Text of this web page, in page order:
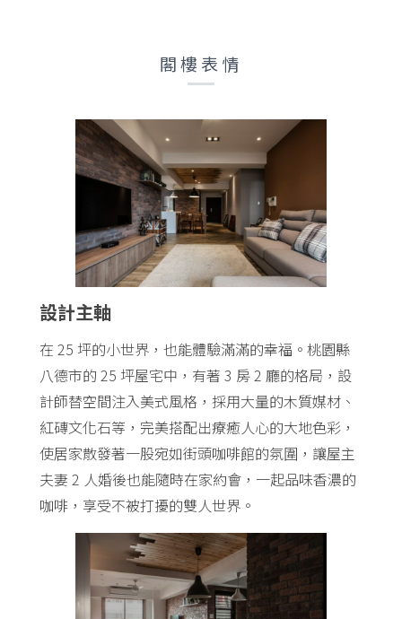
閣樓表情
設計主軸
在 25 坪的小世界，也能體驗滿滿的幸福。桃園縣
八德市的 25 坪屋宅中，有著 3 房 2 廳的格局，設
計師替空間注入美式風格，採用大量的木質媒材、
紅磚文化石等，完美搭配出療癒人心的大地色彩，
使居家散發著一股宛如街頭咖啡館的氛圍，讓屋主
夫妻 2 人婚後也能隨時在家約會，一起品味香濃的
咖啡，享受不被打擾的雙人世界。